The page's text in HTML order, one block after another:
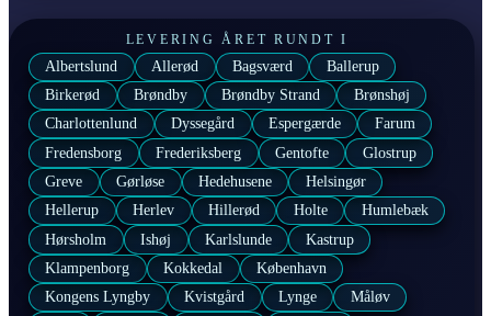
LEVERING ÅRET RUNDT I
Albertslund Allerød Bagsværd
Ballerup
Birkerød
Brøndby Brøndby Strand
Brønshøj
Charlottenlund
Dyssegård Espergærde
Farum
Fredensborg
Frederiksberg Gentofte
Glostrup
Greve
Gørløse Hedehusene
Helsingør
Hellerup
Herlev Hillerød Holte
Humlebæk
Hørsholm
Ishøj Karlslunde
Kastrup
Klampenborg
Kokkedal
København
Kongens Lyngby
Kvistgård Lynge
Måløv